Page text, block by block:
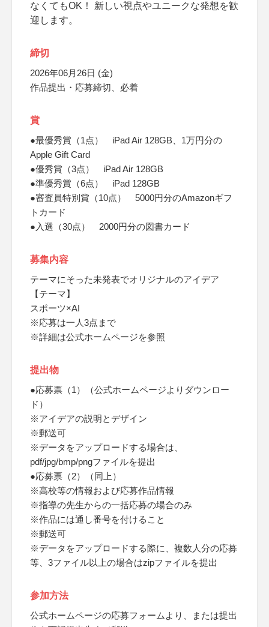
なくてもOK！ 新しい視点やユニークな発想を歓
迎します。
締切
2026年06月26日 (金)
作品提出・応募締切、必着
賞
●最優秀賞（1点） iPad Air 128GB、1万円分の
Apple Gift Card
●優秀賞（3点） iPad Air 128GB
●準優秀賞（6点） iPad 128GB
●審査員特別賞（10点） 5000円分のAmazonギフ
トカード
●入選（30点） 2000円分の図書カード
募集内容
テーマにそった未発表でオリジナルのアイデア
【テーマ】
スポーツ×AI
※応募は一人3点まで
※詳細は公式ホームページを参照
提出物
●応募票（1）（公式ホームページよりダウンロー
ド）
※アイデアの説明とデザイン
※郵送可
※データをアップロードする場合は、
pdf/jpg/bmp/pngファイルを提出
●応募票（2）（同上）
※高校等の情報および応募作品情報
※指導の先生からの一括応募の場合のみ
※作品には通し番号を付けること
※郵送可
※データをアップロードする際に、複数人分の応募
等、3ファイル以上の場合はzipファイルを提出
参加方法
公式ホームページの応募フォームより、または提出